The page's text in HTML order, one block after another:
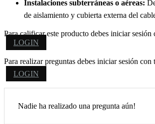
Instalaciones subterráneas o aéreas:
de aislamiento y cubierta externa del
Para calificar este producto debes iniciar sesión
LOGIN
Para realizar preguntas debes iniciar sesión con
LOGIN
Nadie ha realizado una pregunta aún!